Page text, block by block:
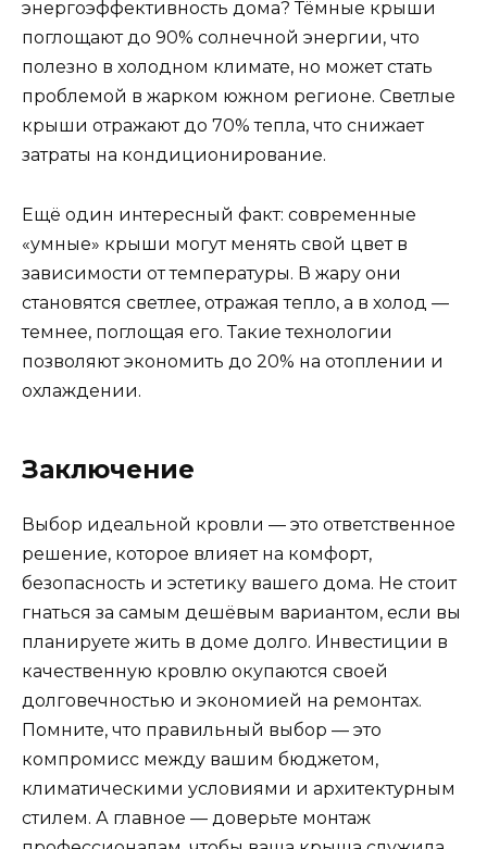
энергоэффективность дома? Тёмные крыши
поглощают до 90% солнечной энергии, что
полезно в холодном климате, но может стать
проблемой в жарком южном регионе. Светлые
крыши отражают до 70% тепла, что снижает
затраты на кондиционирование.
Ещё один интересный факт: современные
«умные» крыши могут менять свой цвет в
зависимости от температуры. В жару они
становятся светлее, отражая тепло, а в холод —
темнее, поглощая его. Такие технологии
позволяют экономить до 20% на отоплении и
охлаждении.
Заключение
Выбор идеальной кровли — это ответственное
решение, которое влияет на комфорт,
безопасность и эстетику вашего дома. Не стоит
гнаться за самым дешёвым вариантом, если вы
планируете жить в доме долго. Инвестиции в
качественную кровлю окупаются своей
долговечностью и экономией на ремонтах.
Помните, что правильный выбор — это
компромисс между вашим бюджетом,
климатическими условиями и архитектурным
стилем. А главное — доверьте монтаж